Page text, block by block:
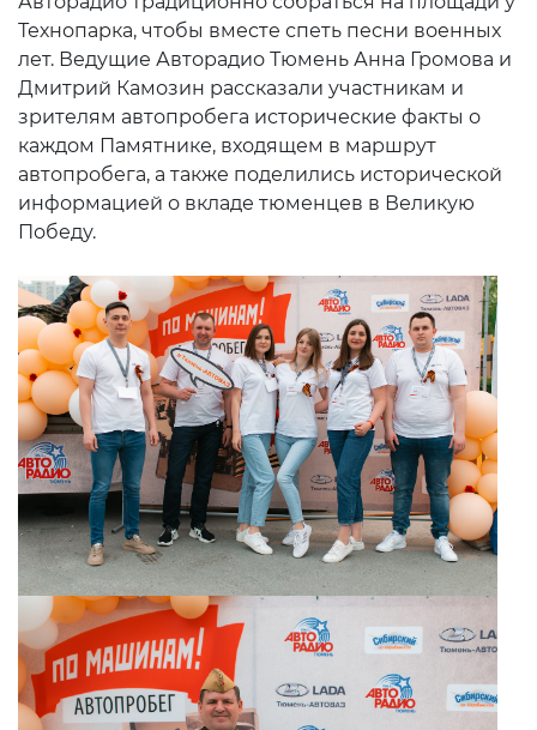
Технопарка, чтобы вместе спеть песни военных
лет. Ведущие Авторадио Тюмень Анна Громова и
Дмитрий Камозин рассказали участникам и
зрителям автопробега исторические факты о
каждом Памятнике, входящем в маршрут
автопробега, а также поделились исторической
информацией о вкладе тюменцев в Великую
Победу.